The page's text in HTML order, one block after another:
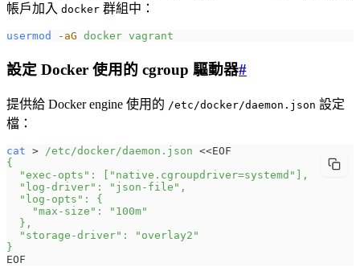
帳戶加入 docker 群組中：
usermod -aG docker vagrant
設定 Docker 使用的 cgroup 驅動器#
提供給 Docker engine 使用的 /etc/docker/daemon.json 設定
檔：
cat > /etc/docker/daemon.json <<EOF
{
  "exec-opts": ["native.cgroupdriver=systemd"],
  "log-driver": "json-file",
  "log-opts": {
    "max-size": "100m"
  },
  "storage-driver": "overlay2"
}
EOF